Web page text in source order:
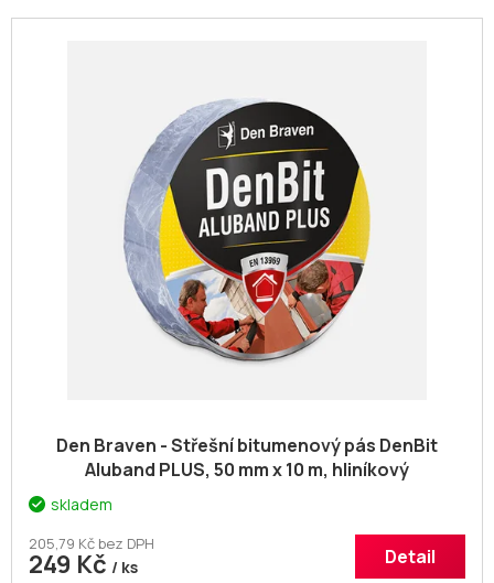
Den Braven - Střešní bitumenový pás DenBit
Aluband PLUS, 50 mm x 10 m, hliníkový
skladem
205,79 Kč bez DPH
249 Kč / ks Detail